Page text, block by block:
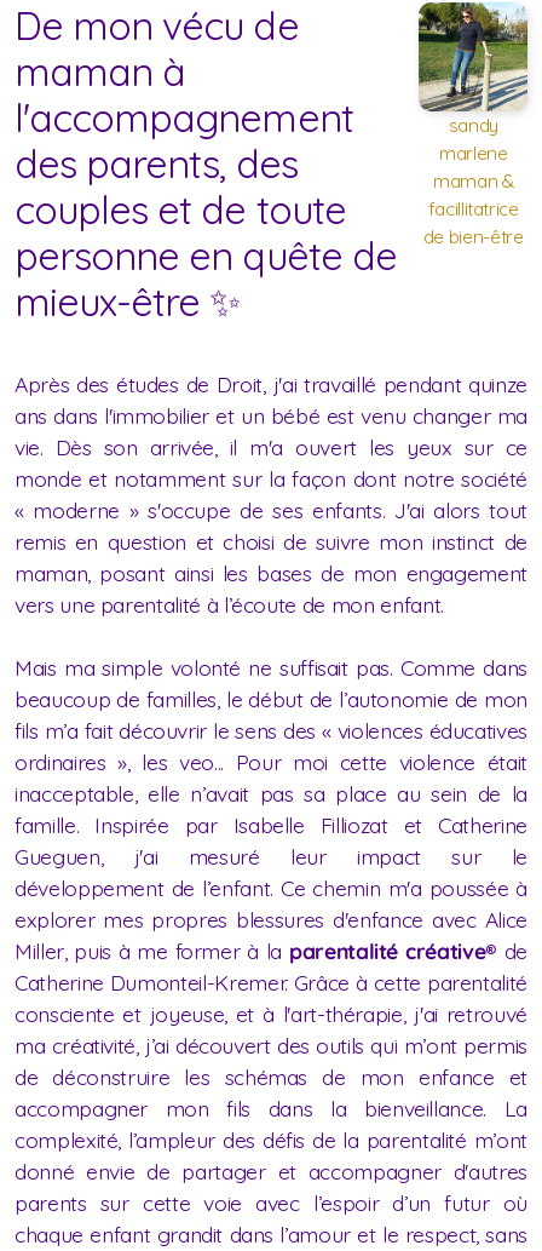
sandy
marlene
maman &
facillitatrice
de bien-être
De mon vécu de
maman à
l'accompagnement
des parents, des
couples et de toute
personne en quête de
mieux-être ✨
Après des études de Droit, j'ai travaillé pendant quinze
ans dans l'immobilier et un bébé est venu changer ma
vie. Dès son arrivée, il m'a ouvert les yeux sur ce
monde et notamment sur la façon dont notre société
« moderne » s'occupe de ses enfants. J'ai alors tout
remis en question et choisi de suivre mon instinct de
maman, posant ainsi les bases de mon engagement
vers une parentalité à l’écoute de mon enfant.
Mais ma simple volonté ne suffisait pas. Comme dans
beaucoup de familles, le début de l’autonomie de mon
fils m’a fait découvrir le sens des « violences éducatives
ordinaires », les veo... Pour moi cette violence était
inacceptable, elle n’avait pas sa place au sein de la
famille. Inspirée par Isabelle Filliozat et Catherine
Gueguen, j'ai mesuré leur impact sur le
développement de l’enfant. Ce chemin m'a poussée à
explorer mes propres blessures d'enfance avec Alice
Miller, puis à me former à la parentalité créative® de
Catherine Dumonteil-Kremer. Grâce à cette parentalité
consciente et joyeuse, et à l'art-thérapie, j'ai retrouvé
ma créativité, j’ai découvert des outils qui m’ont permis
de déconstruire les schémas de mon enfance et
accompagner mon fils dans la bienveillance. La
complexité, l’ampleur des défis de la parentalité m’ont
donné envie de partager et accompagner d'autres
parents sur cette voie avec l’espoir d’un futur où
chaque enfant grandit dans l’amour et le respect, sans